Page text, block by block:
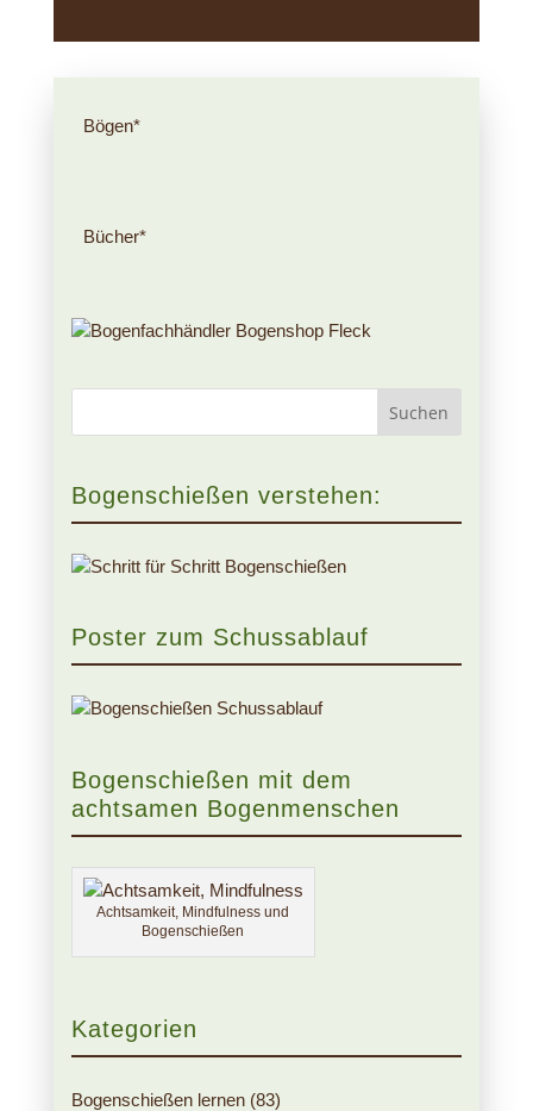
Bögen*
Bücher*
Bogenschießen verstehen:
Poster zum Schussablauf
Bogenschießen mit dem
achtsamen Bogenmenschen
Achtsamkeit, Mindfulness und
Bogenschießen
Kategorien
Bogenschießen lernen(83)